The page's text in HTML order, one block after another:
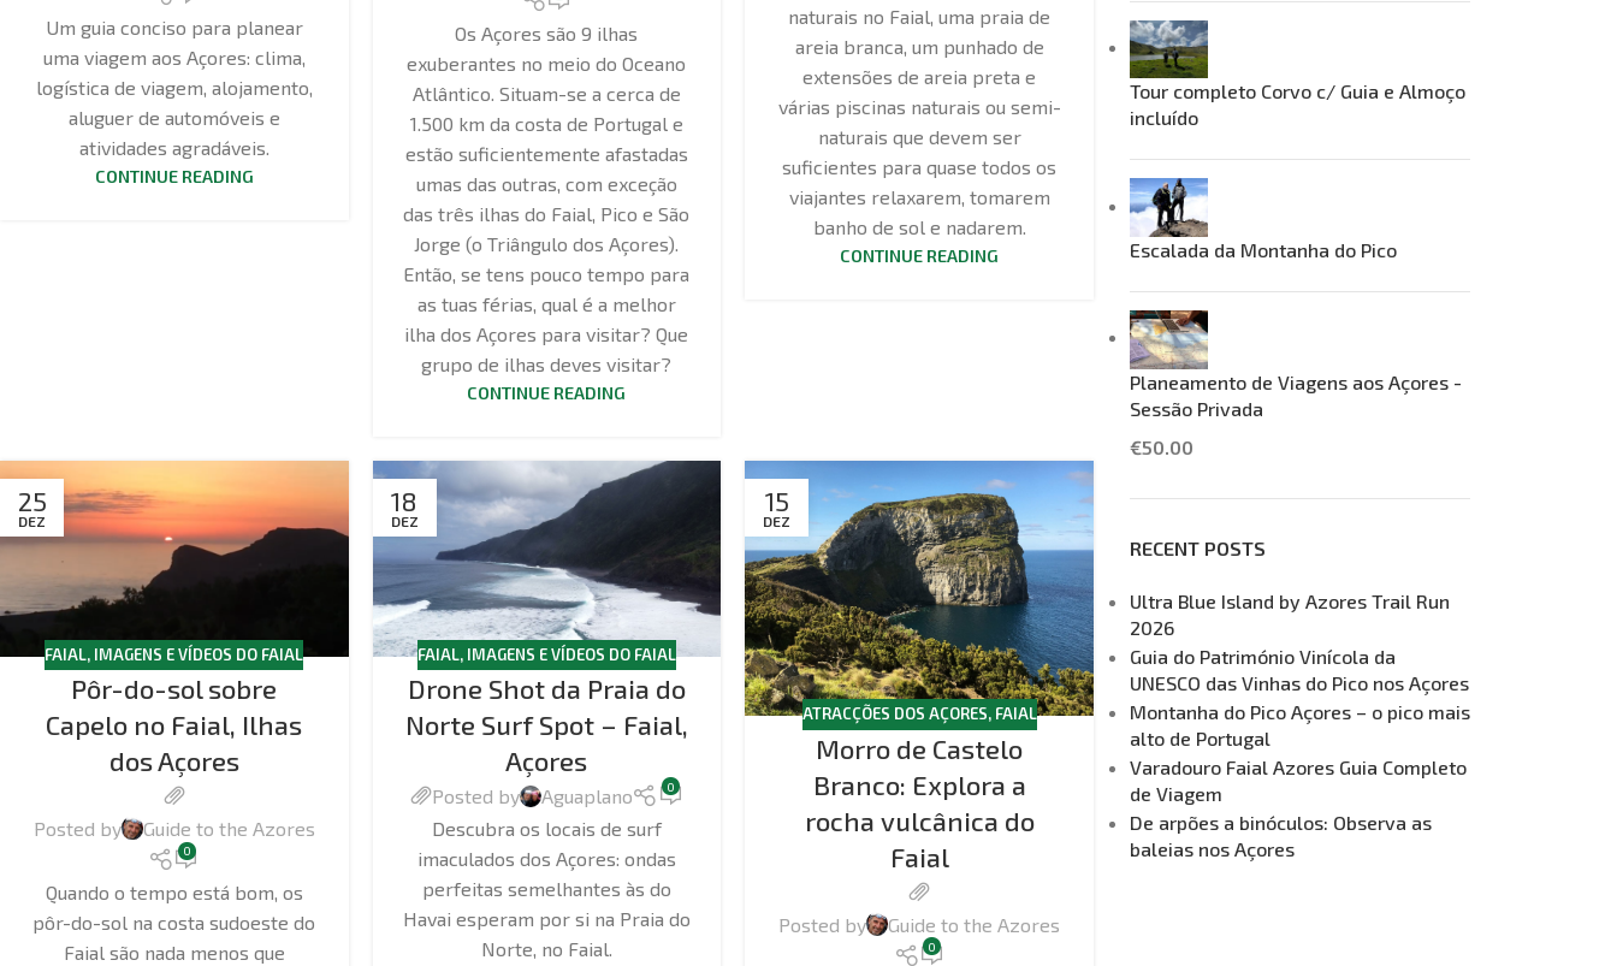
Um guia conciso para planear
uma viagem aos Açores: clima,
logística de viagem, alojamento,
aluguer de automóveis e
atividades agradáveis.
CONTINUE READING
Os Açores são 9 ilhas
exuberantes no meio do Oceano
Atlântico. Situam-se a cerca de
1.500 km da costa de Portugal e
estão suficientemente afastadas
umas das outras, com exceção
das três ilhas do Faial, Pico e São
Jorge (o Triângulo dos Açores).
Então, se tens pouco tempo para
as tuas férias, qual é a melhor
ilha dos Açores para visitar? Que
grupo de ilhas deves visitar?
CONTINUE READING
naturais no Faial, uma praia de
areia branca, um punhado de
extensões de areia preta e
várias piscinas naturais ou semi-
naturais que devem ser
suficientes para quase todos os
viajantes relaxarem, tomarem
banho de sol e nadarem.
CONTINUE READING
25
DEZ
FAIAL, IMAGENS E VÍDEOS DO FAIAL
Pôr-do-sol sobre
Capelo no Faial, Ilhas
dos Açores
Posted by Guide to the Azores
0
Quando o tempo está bom, os
pôr-do-sol na costa sudoeste do
Faial são nada menos que
18
DEZ
FAIAL, IMAGENS E VÍDEOS DO FAIAL
Drone Shot da Praia do
Norte Surf Spot – Faial,
Açores
Posted by Aguaplano 0
Descubra os locais de surf
imaculados dos Açores: ondas
perfeitas semelhantes às do
Havai esperam por si na Praia do
Norte, no Faial.
15
DEZ
ATRACÇÕES DOS AÇORES, FAIAL
Morro de Castelo
Branco: Explora a
rocha vulcânica do
Faial
Posted by Guide to the Azores
0
Tour completo Corvo c/ Guia e Almoço
incluído
Escalada da Montanha do Pico
Planeamento de Viagens aos Açores -
Sessão Privada
€50.00
RECENT POSTS
Ultra Blue Island by Azores Trail Run
2026
Guia do Património Vinícola da
UNESCO das Vinhas do Pico nos Açores
Montanha do Pico Açores – o pico mais
alto de Portugal
Varadouro Faial Azores Guia Completo
de Viagem
De arpões a binóculos: Observa as
baleias nos Açores